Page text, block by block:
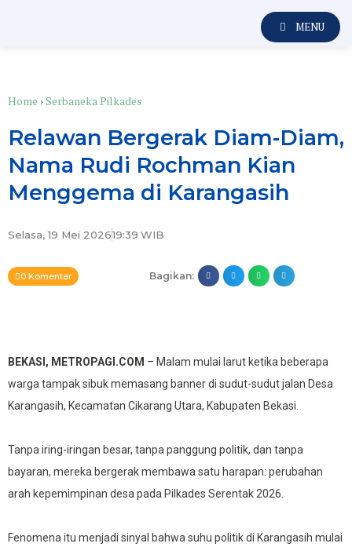
MENU
Home ›Serbaneka Pilkades
Relawan Bergerak Diam-Diam,
Nama Rudi Rochman Kian
Menggema di Karangasih
Selasa, 19 Mei 202619:39 WIB
0 Komentar Bagikan:
BEKASI, METROPAGI.COM – Malam mulai larut ketika beberapa
warga tampak sibuk memasang banner di sudut-sudut jalan Desa
Karangasih, Kecamatan Cikarang Utara, Kabupaten Bekasi.
Tanpa iring-iringan besar, tanpa panggung politik, dan tanpa
bayaran, mereka bergerak membawa satu harapan: perubahan
arah kepemimpinan desa pada Pilkades Serentak 2026.
Fenomena itu menjadi sinyal bahwa suhu politik di Karangasih mulai